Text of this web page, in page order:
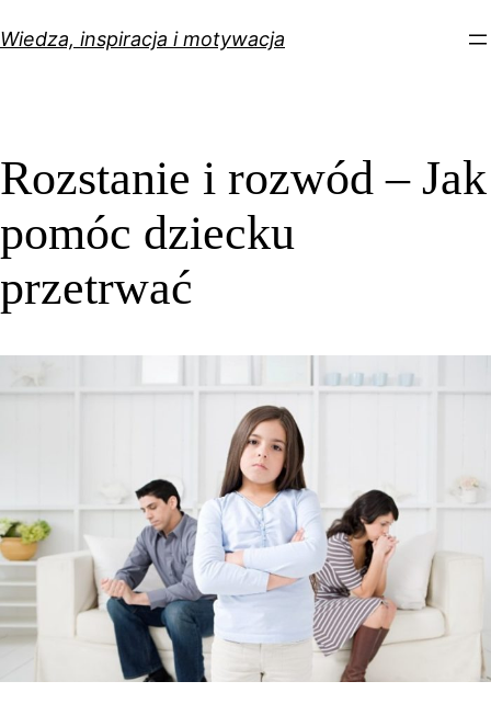
do
Wiedza, inspiracja i motywacja
Rozstanie i rozwód – Jak
pomóc dziecku
przetrwać